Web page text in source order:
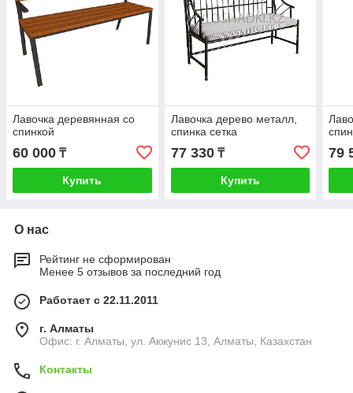
Лавочка деревянная со
спинкой
60 000 ₸
Купить
Лавочка дерево металл,
спинка сетка
77 330₸
Купить
79
О нас
Рейтинг не сформирован
Менее 5 отзывов за последний год
Работает с 22.11.2011
г. Алматы
Офис: г. Алматы, ул. Акжунис 13, Алматы, Казахстан
Контакты